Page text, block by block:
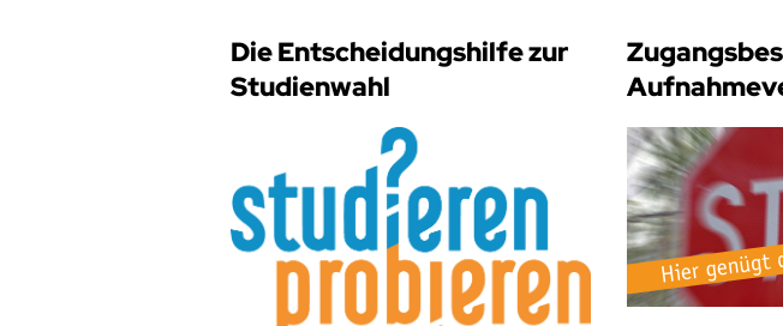
Die Entscheidungshilfe zur
Studienwahl